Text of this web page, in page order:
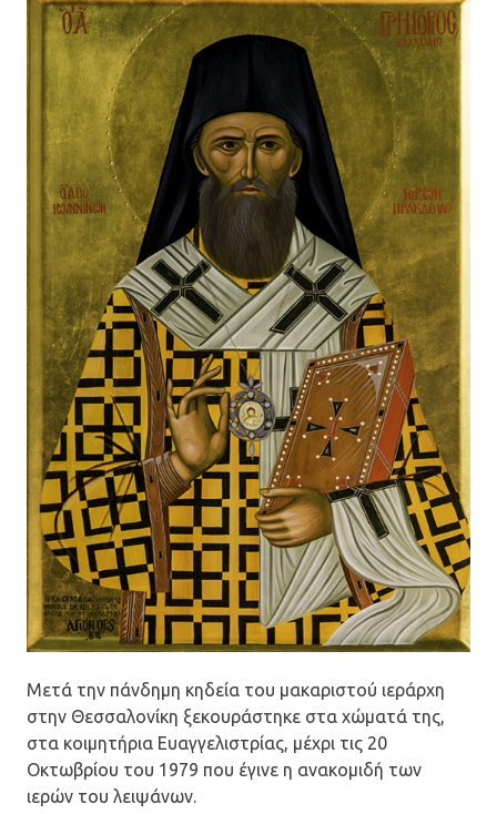
Μετά την πάνδημη κηδεία του μακαριστού ιεράρχη
στην Θεσσαλονίκη ξεκουράστηκε στα χώματά της,
στα κοιμητήρια Ευαγγελιστρίας, μέχρι τις 20
Οκτωβρίου του 1979 που έγινε η ανακομιδή των
ιερών του λειψάνων.